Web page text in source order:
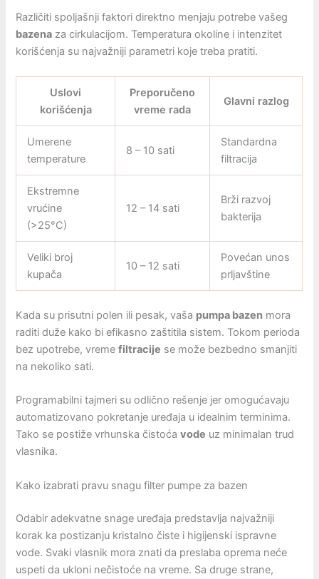
Različiti spoljašnji faktori direktno menjaju potrebe vašeg
bazena za cirkulacijom. Temperatura okoline i intenzitet
korišćenja su najvažniji parametri koje treba pratiti.
Uslovi
korišćenja
Preporučeno
vreme rada
Glavni razlog
Umerene
temperature
8 – 10 sati
Standardna
filtracija
Ekstremne
vrućine
(>25°C)
12 – 14 sati
Brži razvoj
bakterija
Veliki broj
kupača
10 – 12 sati
Povećan unos
prljavštine
Kada su prisutni polen ili pesak, vaša pumpa bazen mora
raditi duže kako bi efikasno zaštitila sistem. Tokom perioda
bez upotrebe, vremefiltracije se može bezbedno smanjiti
na nekoliko sati.
Programabilni tajmeri su odlično rešenje jer omogućavaju
automatizovano pokretanje uređaja u idealnim terminima.
Tako se postiže vrhunska čistoćavode uz minimalan trud
vlasnika.
Kako izabrati pravu snagu filter pumpe za bazen
Odabir adekvatne snage uređaja predstavlja najvažniji
korak ka postizanju kristalno čiste i higijenski ispravne
vode. Svaki vlasnik mora znati da preslaba oprema neće
uspeti da ukloni nečistoće na vreme. Sa druge strane,